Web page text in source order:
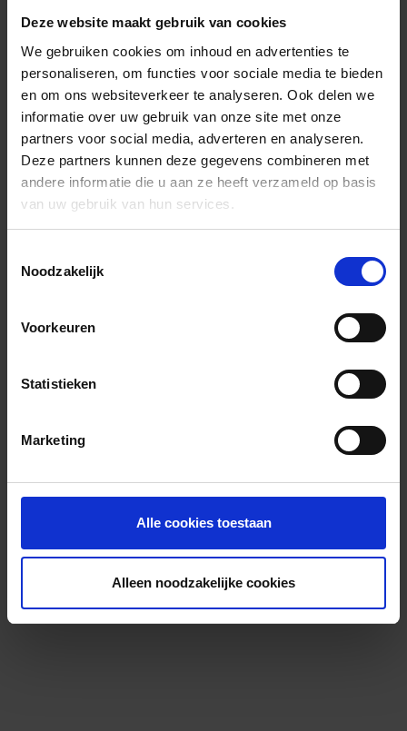
Deze website maakt gebruik van cookies
We gebruiken cookies om inhoud en advertenties te
personaliseren, om functies voor sociale media te bieden
en om ons websiteverkeer te analyseren. Ook delen we
informatie over uw gebruik van onze site met onze
partners voor social media, adverteren en analyseren.
Deze partners kunnen deze gegevens combineren met
andere informatie die u aan ze heeft verzameld op basis
van uw gebruik van hun services.
Noodzakelijk
Voorkeuren
Statistieken
Marketing
Alle cookies toestaan
Alleen noodzakelijke cookies